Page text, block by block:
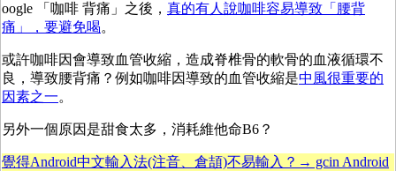
oogle 「咖啡 背痛」之後， 真的有人說咖啡容易導致「腰背
痛」，要避免喝。
或許咖啡因會導致血管收縮，造成脊椎骨的軟骨的血液循環不
良，導致腰背痛？例如咖啡因導致的血管收縮是中風很重要的
因素之一。
另外一個原因是甜食太多，消耗維他命B6？
覺得Android中文輸入法(注音、倉頡)不易輸入？→ gcin Android